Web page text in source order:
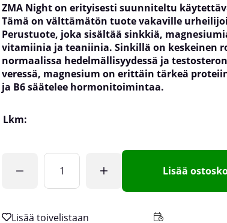
ZMA Night on erityisesti suunniteltu
Tämä on välttämätön tuote vakaville
Perustuote, joka sisältää sinkkiä,
vitamiinia ja teaniinia. Sinkillä on keskeinen
normaalissa hedelmällisyydessä ja
veressä, magnesium on erittäin tärkeä
ja B6 säätelee hormonitoimintaa.
Lkm:
Lisää